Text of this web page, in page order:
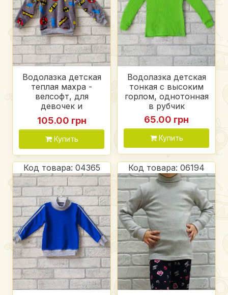
Водолазка детская
теплая махра -
велсофт, для
девочек и
мальчиков цветной
105.00 грн
Купить
Водолазка детская
тонкая с высоким
горлом, однотонная
в рубчик
65.00 грн
Купить
Код товара: 04365 Код товара: 06194